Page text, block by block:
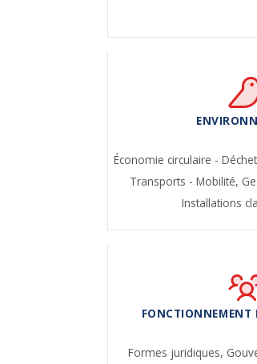
Économie circulaire -
Transports - Mobilité,
Installations
FONCTIONNEMENT
Formes juridiques,